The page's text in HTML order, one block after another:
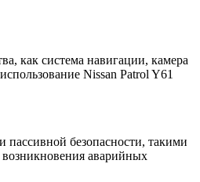
как система навигации, камера
Nissan Patrol Y61
безопасности, такими
аварийных